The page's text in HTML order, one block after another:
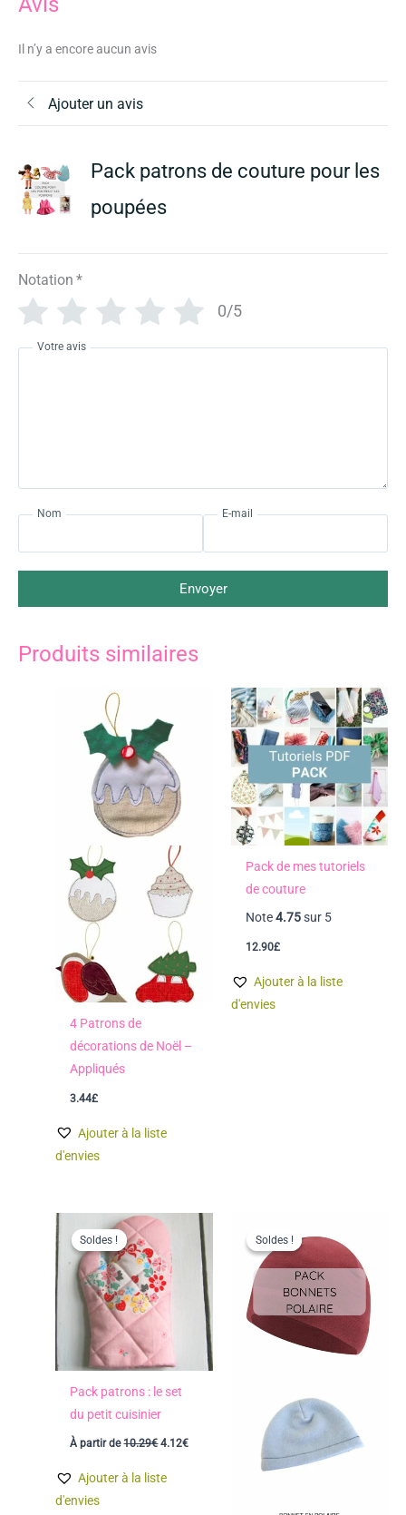
Il n’y a encore aucun avis
Ajouter un avis
Pack patrons de couture pour les
poupées
Notation *
0/5
Votre avis
Nom E-mail
Envoyer
Produits similaires
4 Patrons de
décorations de Noël –
Appliqués
3.44£
Ajouter à la liste
d'envies
Pack de mes tutoriels
de couture
Note4.75sur 5
12.90£
Ajouter à la liste
d'envies
Soldes !
Soldes !
Pack patrons : le set
du petit cuisinier
À partir de10.29€ Le
était :
4.12€Le
Ajouter à la liste
d'envies
Soldes !
Soldes !